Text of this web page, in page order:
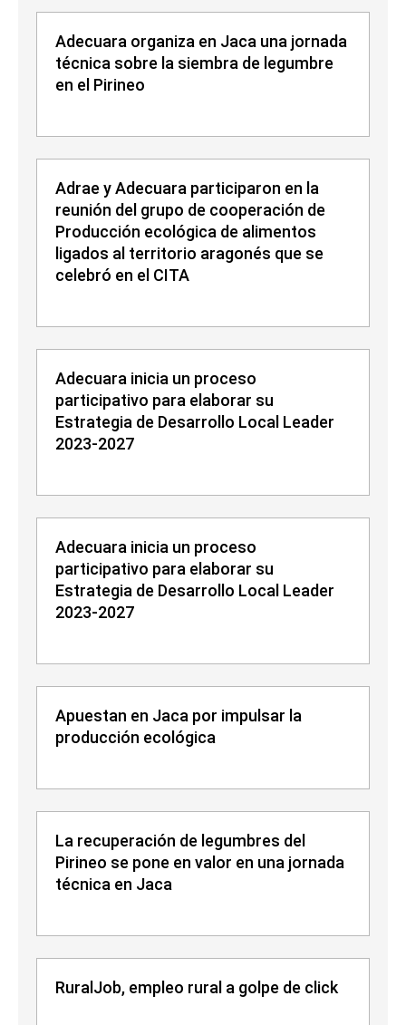
Adecuara organiza en Jaca una jornada
técnica sobre la siembra de legumbre
en el Pirineo
Adrae y Adecuara participaron en la
reunión del grupo de cooperación de
Producción ecológica de alimentos
ligados al territorio aragonés que se
celebró en el CITA
Adecuara inicia un proceso
participativo para elaborar su
Estrategia de Desarrollo Local Leader
2023-2027
Adecuara inicia un proceso
participativo para elaborar su
Estrategia de Desarrollo Local Leader
2023-2027
Apuestan en Jaca por impulsar la
producción ecológica
La recuperación de legumbres del
Pirineo se pone en valor en una jornada
técnica en Jaca
RuralJob, empleo rural a golpe de click